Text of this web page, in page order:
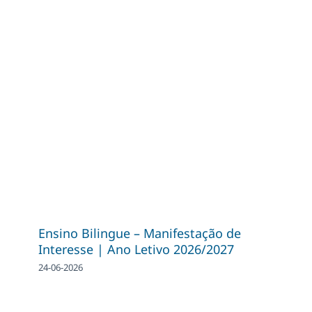
Ensino Bilingue – Manifestação de
Interesse | Ano Letivo 2026/2027
24-06-2026